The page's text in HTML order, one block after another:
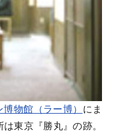
物館（ラー博） にま
東京『勝丸』の跡。